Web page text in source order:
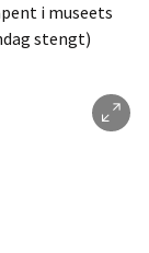
i museets
stengt)